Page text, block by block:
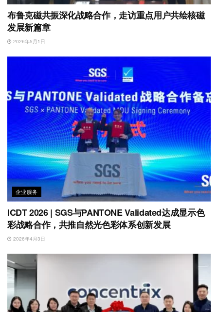
布鲁克磁共振深化战略合作，走访重点用户共绘核磁
发展新篇章
2026年5月1日
企业服务
ICDT 2026 | SGS与PANTONE Validated达成显示色
彩战略合作，共推自然光色彩体系创新发展
2026年4月3日